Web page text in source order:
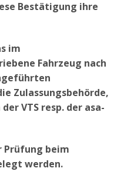
Bestätigung ihre
im
Fahrzeug nach
Zulassungsbehörde,
VTS resp. der asa-
Prüfung beim
werden.